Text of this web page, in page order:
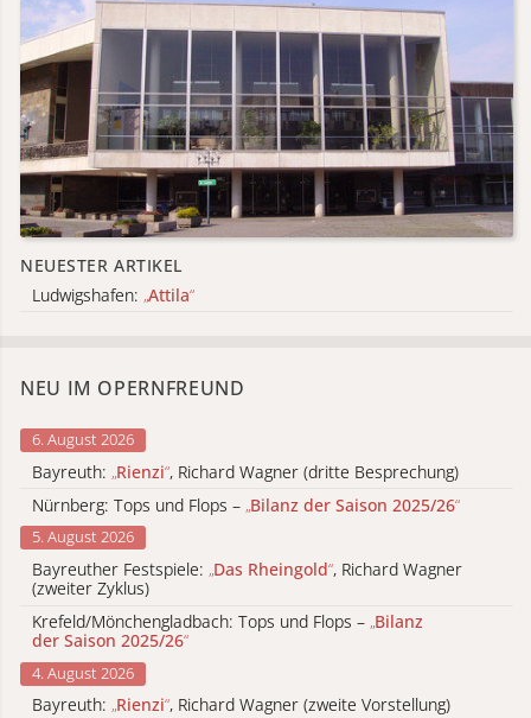
NEUESTER ARTIKEL
Ludwigshafen: „Attila“
NEU IM OPERNFREUND
6. August 2026
Bayreuth: „Rienzi“, Richard Wagner (dritte Besprechung)
Nürnberg: Tops und Flops – „Bilanz der Saison 2025/26“
5. August 2026
Bayreuther Festspiele: „Das Rheingold“, Richard Wagner
(zweiter Zyklus)
Krefeld/Mönchengladbach: Tops und Flops – „Bilanz
der Saison 2025/26“
4. August 2026
Bayreuth: „Rienzi“, Richard Wagner (zweite Vorstellung)